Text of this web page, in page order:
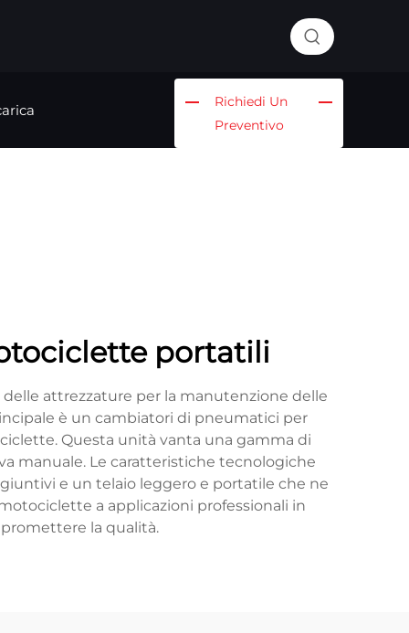
Richiedi Un
Preventivo
portatili
attrezzature per la manutenzione delle
è un cambiatori di pneumatici per
Questa unità vanta una gamma di
manuale. Le caratteristiche tecnologiche
e un telaio leggero e portatile che ne
a applicazioni professionali in
la qualità.